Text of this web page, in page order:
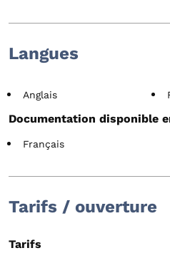
Langues
Anglais
Documentation disponible
Français
Tarifs / ouverture
Tarifs